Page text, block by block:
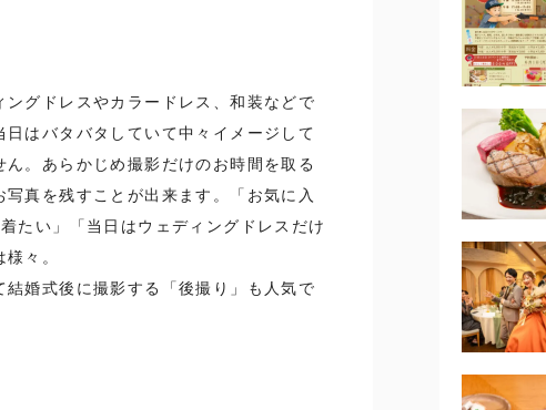
グドレスやカラードレス、和装などで
はバタバタしていて中々イメージして
。あらかじめ撮影だけのお時間を取る
真を残すことが出来ます。「お気に入
たい」「当日はウェディングドレスだけ
々。
婚式後に撮影する「後撮り」も人気で